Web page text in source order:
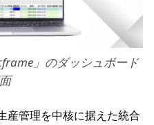
」のダッシュボード
産管理を中核に据えた統合